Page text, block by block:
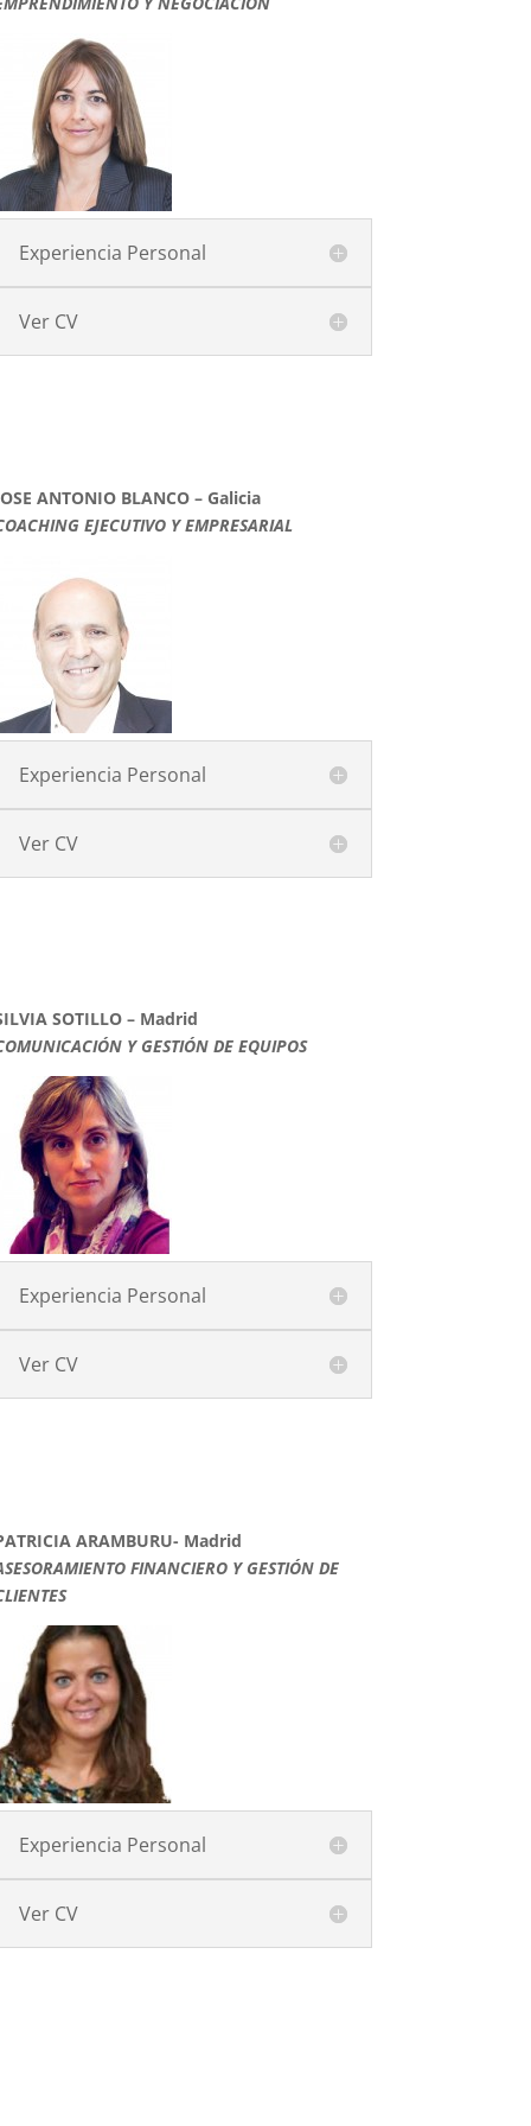
Experiencia Personal
Ver CV
ANTONIO BLANCO – Galicia
EJECUTIVO Y EMPRESARIAL
Experiencia Personal
Ver CV
SOTILLO – Madrid
Y GESTIÓN DE EQUIPOS
Experiencia Personal
Ver CV
ARAMBURU- Madrid
FINANCIERO Y GESTIÓN DE
Experiencia Personal
Ver CV